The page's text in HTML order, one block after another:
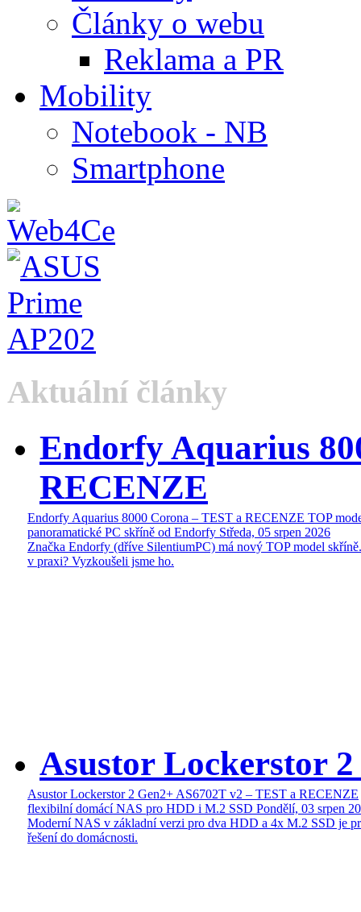
Články o webu
Reklama a PR
Mobility
Notebook - NB
Smartphone
Aktuální články
Endorfy Aquarius
RECENZE
Endorfy Aquarius 8000 Corona – TEST a RECENZE TOP
panoramatické PC skříně od Endorfy Středa, 05 srpen 2026
Značka Endorfy (dříve SilentiumPC) má nový TOP model
v praxi? Vyzkoušeli jsme ho.
Asustor Lockerstor
Asustor Lockerstor 2 Gen2+ AS6702T v2 – TEST a RECENZE
flexibilní domácí NAS pro HDD i M.2 SSD Pondělí, 03 srpen
Moderní NAS v základní verzi pro dva HDD a 4x M.2 SSD je
řešení do domácnosti.